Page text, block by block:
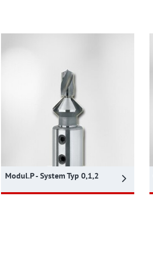
Modul.P - System Typ 0,1,2